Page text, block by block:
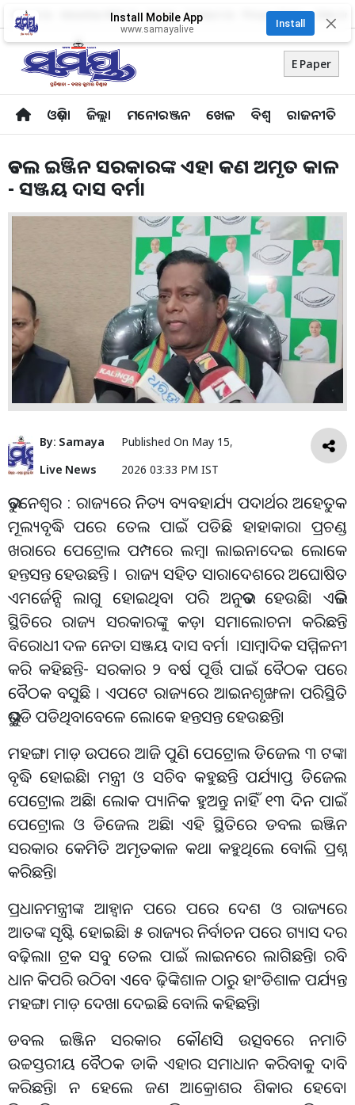
About Us Advertise With Us Career Contact Us Privacy Policy
E Paper
ଓଡ଼ିଶା ଜିଲ୍ଲା ମନୋରଞ୍ଜନ ଖେଳ ବିଶ୍ବ ରାଜନୀତି
Install Mobile App
www.samayalive
Install ✕
ଡବଲ ଇଞ୍ଜିନ ସରକାରଙ୍କ ଏହା କଣ ଅମୃତ କାଳ
- ସଞ୍ଜୟ ଦାସ ବର୍ମା
By: Samaya
Live News
Published On May 15,
2026 03:33 PM IST
ଭୁବନେଶ୍ୱର : ରାଜ୍ୟରେ ନିତ୍ୟ ବ୍ୟବହାର୍ଯ୍ୟ ପଦାର୍ଥର ଅହେତୁକ
ମୂଲ୍ୟବୃଦ୍ଧି ପରେ ତେଲ ପାଇଁ ପଡିଛି ହାହାକାର। ପ୍ରଚଣ୍ଡ
ଖରାରେ ପେଟ୍ରୋଲ ପମ୍ପରେ ଲମ୍ବା ଲାଇନ।ଦେଇ ଲୋକେ
ହନ୍ତସନ୍ତ ହେଉଛନ୍ତି । ରାଜ୍ୟ ସହିତ ସାରାଦେଶରେ ଅଘୋଷିତ
ଏମର୍ଜେନ୍ସି ଲାଗୁ ହୋଇଥିବା ପରି ଅନୁଭବ ହେଉଛି। ଏଭଳି
ସ୍ଥିତିରେ ରାଜ୍ୟ ସରକାରଙ୍କୁ କଡ଼ା ସମାଲୋଚନା କରିଛନ୍ତି
ବିରୋଧୀ ଦଳ ନେତା ସଞ୍ଜୟ ଦାସ ବର୍ମା ।ସାମ୍ବାଦିକ ସମ୍ମିଳନୀ
କରି କହିଛନ୍ତି- ସରକାର ୨ ବର୍ଷ ପୂର୍ତ୍ତି ପାଇଁ ବୈଠକ ପରେ
ବୈଠକ ବସୁଛି । ଏପଟେ ରାଜ୍ୟରେ ଆଇନଶୃଙ୍ଖଳା ପରିସ୍ଥିତି
ଭୁଶୁଡି ପଡିଥିବାବେଳେ ଲୋକେ ହନ୍ତସନ୍ତ ହେଉଛନ୍ତି।
ମହଙ୍ଗା ମାଡ଼ ଉପରେ ଆଜି ପୁଣି ପେଟ୍ରୋଲ ଡିଜେଲ ୩ ଟଙ୍କା
ବୃଦ୍ଧି ହୋଇଛି। ମନ୍ତ୍ରୀ ଓ ସଚିବ କହୁଛନ୍ତି ପର୍ଯ୍ୟାପ୍ତ ଡିଜେଲ
ପେଟ୍ରୋଲ ଅଛି। ଲୋକ ପ୍ୟାନିକ ହୁଅନ୍ତୁ ନାହିଁ ୧୩ ଦିନ ପାଇଁ
ପେଟ୍ରୋଲ ଓ ଡିଜେଲ ଅଛି। ଏହି ସ୍ଥିତିରେ ଡବଲ ଇଞ୍ଜିନ
ସରକାର କେମିତି ଅମୃତକାଳ କଥା କହୁଥିଲେ ବୋଲି ପ୍ରଶ୍ନ
କରିଛନ୍ତି।
ପ୍ରଧାନମନ୍ତ୍ରୀଙ୍କ ଆହ୍ୱାନ ପରେ ପରେ ଦେଶ ଓ ରାଜ୍ୟରେ
ଆତଙ୍କ ସୃଷ୍ଟି ହୋଇଛି। ୫ ରାଜ୍ୟର ନିର୍ବାଚନ ପରେ ଗ୍ୟାସ ଦର
ବଢ଼ିଲା। ଟ୍ରକ ସବୁ ତେଲ ପାଇଁ ଲାଇନରେ ଲାଗିଛନ୍ତି। ରବି
ଧାନ କିପରି ଉଠିବ। ଏବେ ଢ଼ିଙ୍କିଶାଳ ଠାରୁ ହାଂଡିଶାଳ ପର୍ଯ୍ୟନ୍ତ
ମହଙ୍ଗା ମାଡ଼ ଦେଖା ଦେଇଛି ବୋଲି କହିଛନ୍ତି।
ଡବଲ ଇଞ୍ଜିନ ସରକାର କୌଣସି ଉତ୍ସବରେ ନମାତି
ଉଚ୍ଚସ୍ତରୀୟ ବୈଠକ ଡାକି ଏହାର ସମାଧାନ କରିବାକୁ ଦାବି
କରିଛନ୍ତି। ନ ହେଲେ ଜଣ ଆକ୍ରୋଶର ଶିକାର ହେବେ।